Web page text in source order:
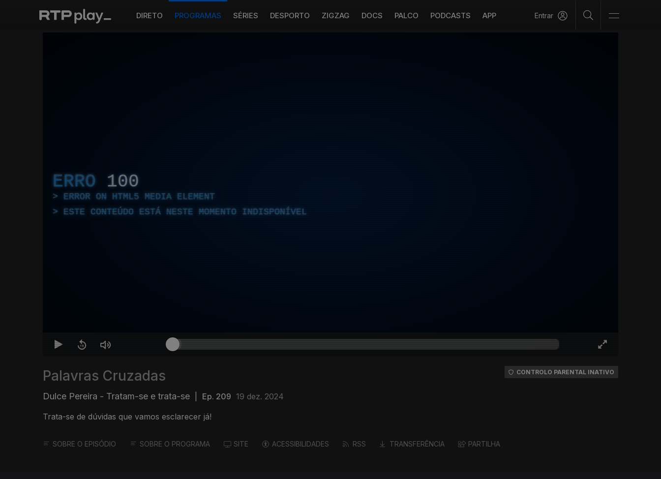
DIRETO PROGRAMAS SÉRIES DESPORTO ZIGZAG DOCS PALCO PODCASTS APP Entrar
ERRO 100
ERROR ON HTML5 MEDIA ELEMENT
ESTE CONTEÚDO ESTÁ NESTE MOMENTO INDISPONÍVEL
Palavras Cruzadas
Dulce Pereira - Tratam-se e trata-se Ep. 209 19 dez. 2024
Trata-se de dúvidas que vamos esclarecer já!
CONTROLO PARENTAL INATIVO
SOBRE O EPISÓDIO SOBRE O PROGRAMA SITE ACESSIBILIDADES RSS TRANSFERÊNCIA PARTILHA